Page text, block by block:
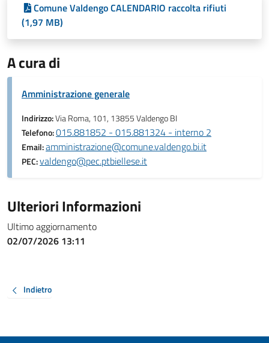
Comune Valdengo CALENDARIO raccolta rifiuti
(1,97 MB)
A cura di
Amministrazione generale
Indirizzo:Via Roma, 101, 13855 Valdengo BI
Telefono:015.881852 - 015.881324 - interno 2
Email:amministrazione@comune.valdengo.bi.it
PEC:valdengo@pec.ptbiellese.it
Ulteriori Informazioni
Ultimo aggiornamento
02/07/2026 13:11
Indietro